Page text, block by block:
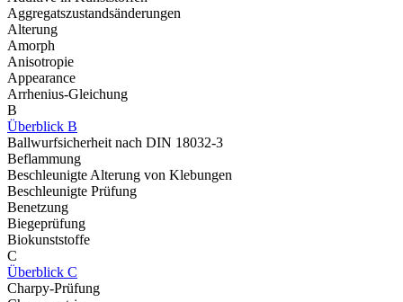
Aggregatszustandsänderungen
Alterung
Amorph
Anisotropie
Appearance
Arrhenius-Gleichung
B
Überblick B
Ballwurfsicherheit nach DIN 18032-3
Beflammung
Beschleunigte Alterung von Klebungen
Beschleunigte Prüfung
Benetzung
Biegeprüfung
Biokunststoffe
C
Überblick C
Charpy-Prüfung